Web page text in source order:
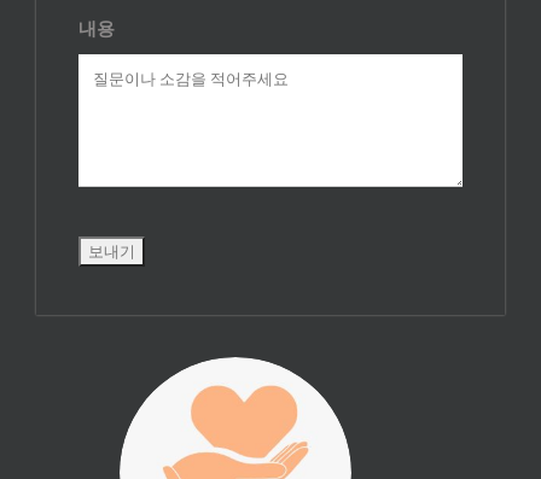
내용
진리횃불 사역은
여러분의 후원으